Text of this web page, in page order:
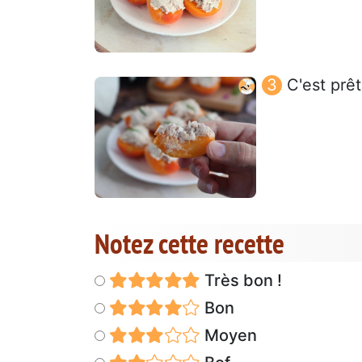
C'est
Notez cette recette
Très bon !
Bon
Moyen